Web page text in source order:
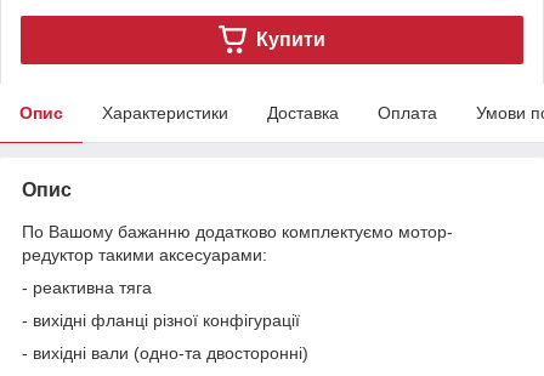
Купити
Опис Характеристики Доставка Оплата Умови
Опис
По Вашому бажанню додатково комплектуємо мотор-
редуктор такими аксесуарами:
- реактивна тяга
- вихідні фланці різної конфігурації
- вихідні вали (одно-та двосторонні)